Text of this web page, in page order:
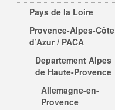
Pays de la Loire
Provence-Alpes-Côte
d’Azur / PACA
Departement Alpes
de Haute-Provence
Allemagne-en-
Provence